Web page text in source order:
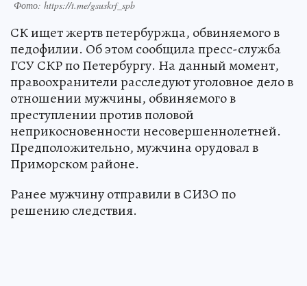
Фото: https://t.me/gsuskrf_spb
СК ищет жертв петербуржца, обвиняемого в
педофилии. Об этом сообщила пресс-служба
ГСУ СКР по Петербургу. На данный момент,
правоохранители расследуют уголовное дело в
отношении мужчины, обвиняемого в
преступлении против половой
неприкосновенности несовершеннолетней.
Предположительно, мужчина орудовал в
Приморском районе.
Ранее мужчину отправили в СИЗО по
решению следствия.